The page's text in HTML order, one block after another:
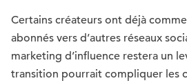
Certains créateurs ont déjà
abonnés vers d’autres réseaux
marketing d’influence restera un
transition pourrait compliquer les